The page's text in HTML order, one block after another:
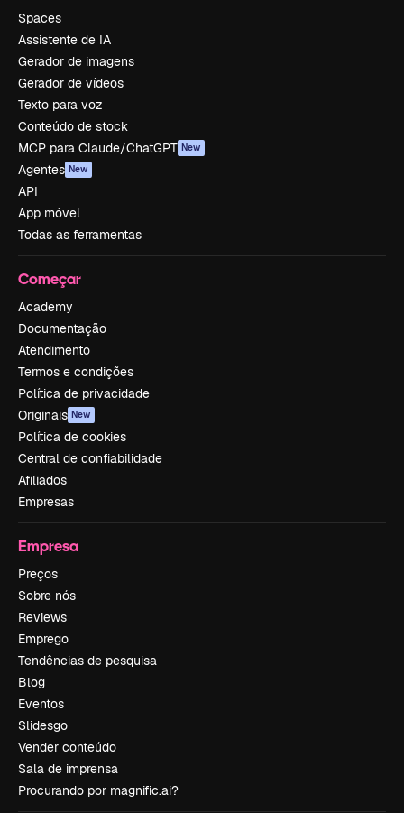
Spaces
Assistente de IA
Gerador de imagens
Gerador de vídeos
Texto para voz
Conteúdo de stock
MCP para Claude/ChatGPT New
Agentes New
API
App móvel
Todas as ferramentas
Começar
Academy
Documentação
Atendimento
Termos e condições
Política de privacidade
Originais New
Política de cookies
Central de confiabilidade
Afiliados
Empresas
Empresa
Preços
Sobre nós
Reviews
Emprego
Tendências de pesquisa
Blog
Eventos
Slidesgo
Vender conteúdo
Sala de imprensa
Procurando por magnific.ai?